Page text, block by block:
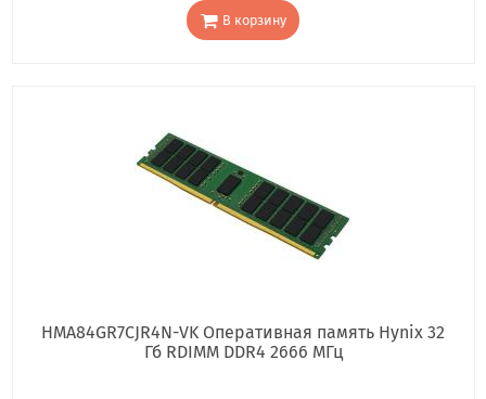
В корзину
HMA84GR7CJR4N-VK Оперативная память Hynix 32
Гб RDIMM DDR4 2666 МГц